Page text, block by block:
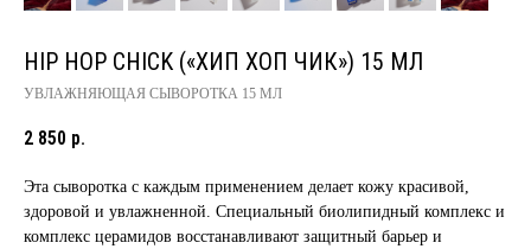
HIP HOP CHICK («ХИП ХОП ЧИК») 15 МЛ
УВЛАЖНЯЮЩАЯ СЫВОРОТКА 15 МЛ
2 850 р.
Эта сыворотка с каждым применением делает кожу красивой,
здоровой и увлажненной. Специальный биолипидный комплекс и
комплекс церамидов восстанавливают защитный барьер и